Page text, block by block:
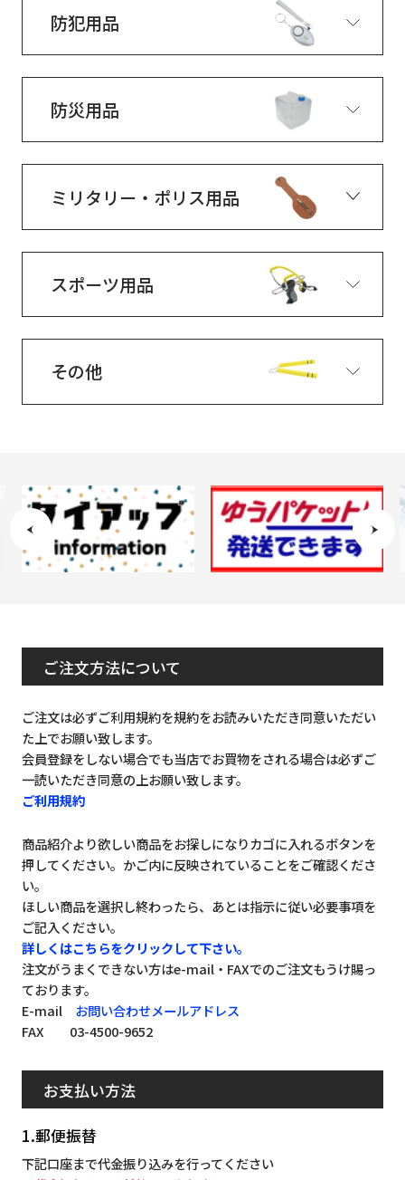
防犯用品
防災用品
ミリタリー・ポリス用品
スポーツ用品
その他
ご注文方法について
ご注文は必ずご利用規約を規約をお読みいただき同意いただい
た上でお願い致します。
会員登録をしない場合でも当店でお買物をされる場合は必ずご
一読いただき同意の上お願い致します。
ご利用規約
商品紹介より欲しい商品をお探しになりカゴに入れるボタンを
押してください。かご内に反映されていることをご確認くださ
い。
ほしい商品を選択し終わったら、あとは指示に従い必要事項を
ご記入ください。
詳しくはこちらをクリックして下さい。
注文がうまくできない方はe-mail・FAXでのご注文もうけ賜っ
ております。
E-mail お問い合わせメールアドレス
FAX 03-4500-9652
お支払い方法
1.郵便振替
下記口座まで代金振り込みを行ってください